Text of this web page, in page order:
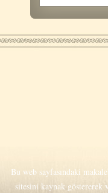
Bu web sayfasındaki
sitesini kaynak